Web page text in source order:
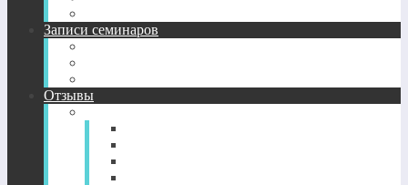
Записи семинаров
Отзывы